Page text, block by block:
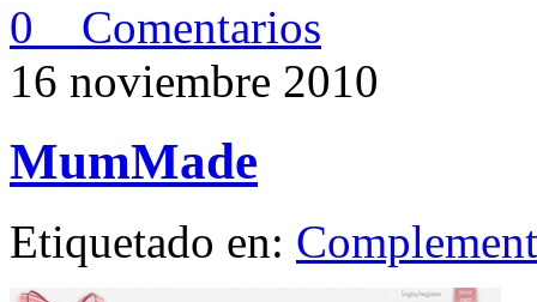
0 Comentarios
16 noviembre 2010
MumMade
Etiquetado en: